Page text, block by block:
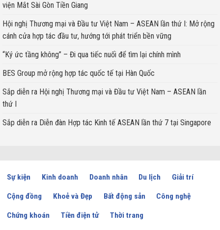
viện Mắt Sài Gòn Tiền Giang
Hội nghị Thương mại và Đầu tư Việt Nam – ASEAN lần thứ I: Mở rộng
cánh cửa hợp tác đầu tư, hướng tới phát triển bền vững
“Ký ức tầng không” – Đi qua tiếc nuối để tìm lại chính mình
BES Group mở rộng hợp tác quốc tế tại Hàn Quốc
Sắp diễn ra Hội nghị Thương mại và Đầu tư Việt Nam – ASEAN lần
thứ I
Sắp diễn ra Diễn đàn Hợp tác Kinh tế ASEAN lần thứ 7 tại Singapore
Sự kiện Kinh doanh Doanh nhân Du lịch Giải trí
Cộng đồng Khoẻ và Đẹp Bất động sản Công nghệ
Chứng khoán Tiền điện tử Thời trang